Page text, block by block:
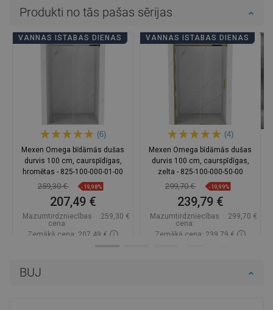
BUJ
Produkti no tās pašas sērijas
VANNAS ISTABAS DIENAS
(6)
Mexen Omega bīdāmās dušas
durvis 100 cm, caurspīdīgas,
hromētas - 825-100-000-01-00
259,30 € -19,98%
207,49 €
Mazumtirdzniecības
cena:
259,30 €
Zemākā cena: 207,49 €
VANNAS ISTABAS DIENAS
(4)
Mexen Omega bīdāmās dušas
durvis 100 cm, caurspīdīgas,
zelta - 825-100-000-50-00
299,70 € -19,99%
239,79 €
Mazumtirdzniecības
cena:
299,70 €
Zemākā cena: 239,79 €